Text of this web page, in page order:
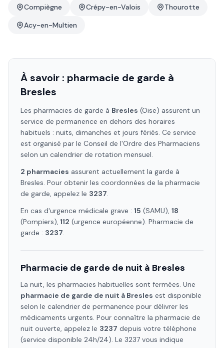
Compiègne Crépy-en-Valois
Thourotte
Acy-en-Multien
À savoir : pharmacie de garde à
Bresles
Les pharmacies de garde à Bresles (Oise) assurent un
service de permanence en dehors des horaires
habituels : nuits, dimanches et jours fériés. Ce service
est organisé par le Conseil de l'Ordre des Pharmaciens
selon un calendrier de rotation mensuel.
2 pharmacies assurent actuellement la garde à
Bresles. Pour obtenir les coordonnées de la pharmacie
de garde, appelez le 3237.
En cas d'urgence médicale grave : 15 (SAMU), 18
(Pompiers), 112 (urgence européenne). Pharmacie de
garde : 3237.
Pharmacie de garde de nuit à Bresles
La nuit, les pharmacies habituelles sont fermées. Une
pharmacie de garde de nuit à Bresles est disponible
selon le calendrier de permanence pour délivrer les
médicaments urgents. Pour connaître la pharmacie de
nuit ouverte, appelez le 3237 depuis votre téléphone
(service disponible 24h/24). Le 3237 vous indique